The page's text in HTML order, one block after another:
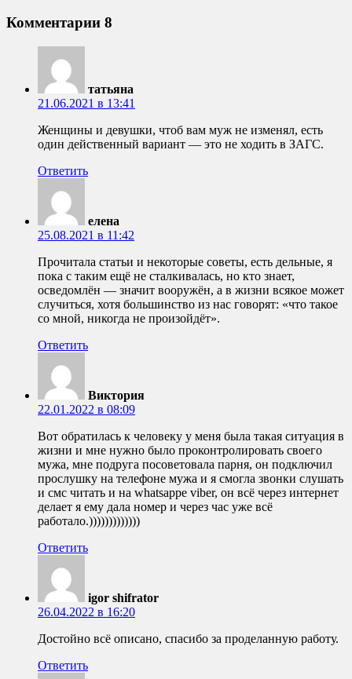
Комментарии 8
татьяна
21.06.2021 в 13:41
Женщины и девушки, чтоб вам муж не изменял, есть
один действенный вариант — это не ходить в ЗАГС.
Ответить
елена
25.08.2021 в 11:42
Прочитала статьи и некоторые советы, есть дельные, я
пока с таким ещё не сталкивалась, но кто знает,
осведомлён — значит вооружён, а в жизни всякое может
случиться, хотя большинство из нас говорят: «что такое
со мной, никогда не произойдёт».
Ответить
Виктория
22.01.2022 в 08:09
Вот обратилась к человеку у меня была такая ситуация в
жизни и мне нужно было проконтролировать своего
мужа, мне подруга посоветовала парня, он подключил
прослушку на телефоне мужа и я смогла звонки слушать
и смс читать и на whatsappe viber, он всё через интернет
делает я ему дала номер и через час уже всё
работало.)))))))))))))
Ответить
igor shifrator
26.04.2022 в 16:20
Достойно всё описано, спасибо за проделанную работу.
Ответить